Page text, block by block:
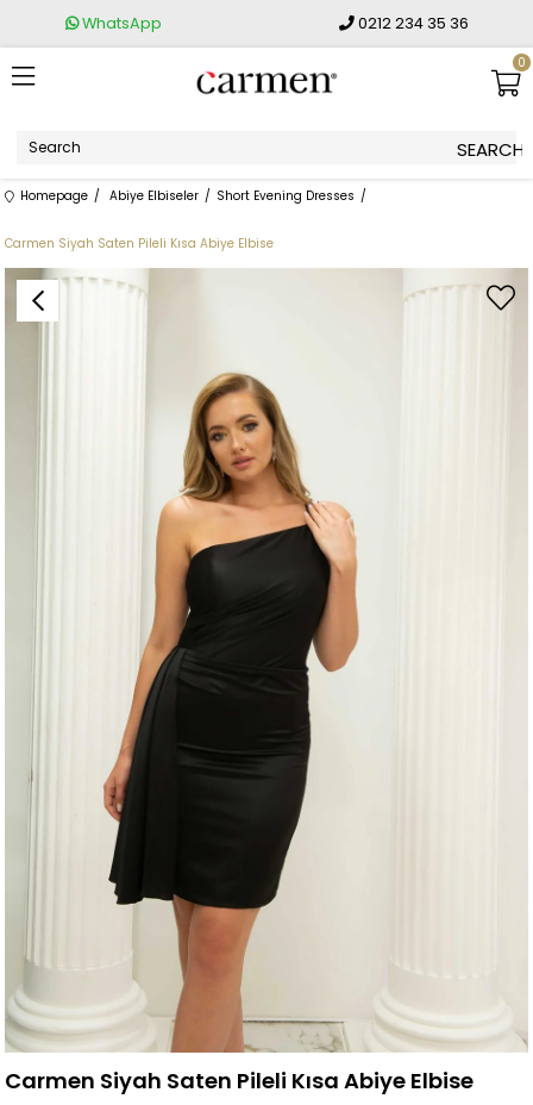
WhatsApp 0212 234 35 36
0
Homepage Abiye Elbiseler Short Evening Dresses
Carmen Siyah Saten Pileli Kısa Abiye Elbise
Carmen Siyah Saten Pileli Kısa Abiye Elbise